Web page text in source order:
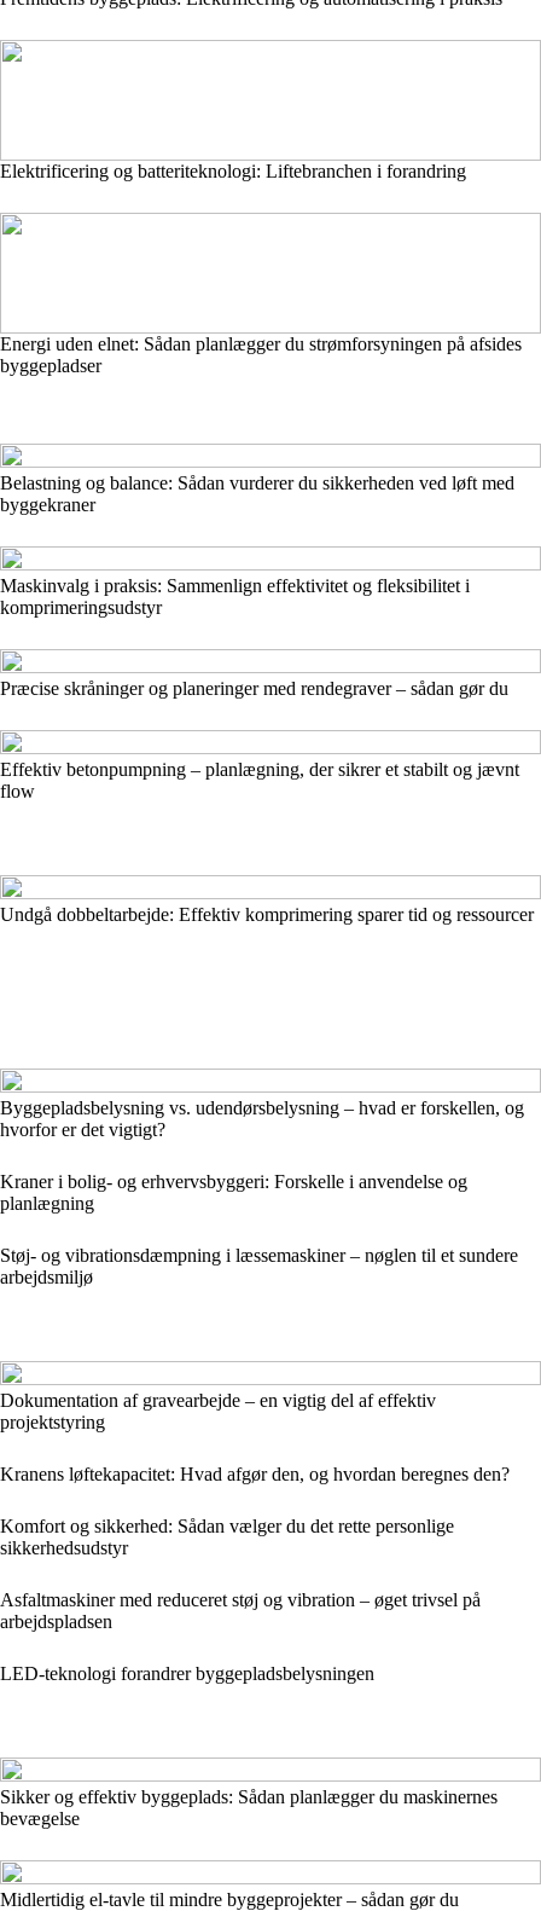
Elektrificering og batteriteknologi: Liftebranchen i forandring
Energi uden elnet: Sådan planlægger du strømforsyningen på afsides
byggepladser
Belastning og balance: Sådan vurderer du sikkerheden ved løft med
byggekraner
Maskinvalg i praksis: Sammenlign effektivitet og fleksibilitet i
komprimeringsudstyr
Præcise skråninger og planeringer med rendegraver – sådan gør du
Effektiv betonpumpning – planlægning, der sikrer et stabilt og jævnt
flow
Undgå dobbeltarbejde: Effektiv komprimering sparer tid og ressourcer
Byggepladsbelysning vs. udendørsbelysning – hvad er forskellen, og
hvorfor er det vigtigt?
Kraner i bolig- og erhvervsbyggeri: Forskelle i anvendelse og
planlægning
Støj- og vibrationsdæmpning i læssemaskiner – nøglen til et sundere
arbejdsmiljø
Dokumentation af gravearbejde – en vigtig del af effektiv
projektstyring
Kranens løftekapacitet: Hvad afgør den, og hvordan beregnes den?
Komfort og sikkerhed: Sådan vælger du det rette personlige
sikkerhedsudstyr
Asfaltmaskiner med reduceret støj og vibration – øget trivsel på
arbejdspladsen
LED-teknologi forandrer byggepladsbelysningen
Sikker og effektiv byggeplads: Sådan planlægger du maskinernes
bevægelse
Midlertidig el-tavle til mindre byggeprojekter – sådan gør du